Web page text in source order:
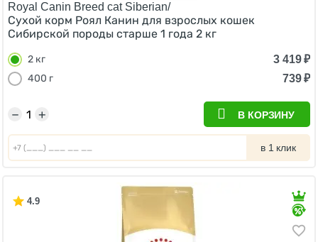
Royal Canin Breed cat Siberian/
Сухой корм Роял Канин для взрослых кошек
Сибирской породы старше 1 года 2 кг
2 кг 3 419₽
400 г
739₽
+
− В КОРЗИНУ
в 1 клик
4.9